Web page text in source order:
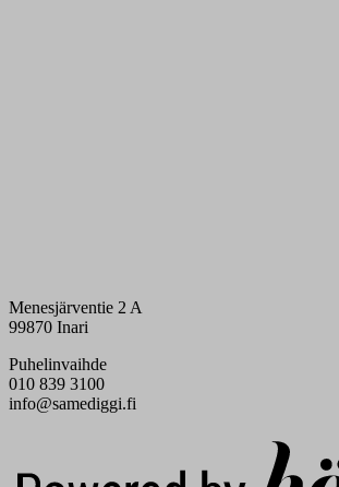
Menesjärventie 2 A
99870 Inari
Puhelinvaihde
010 839 3100
info@samediggi.fi